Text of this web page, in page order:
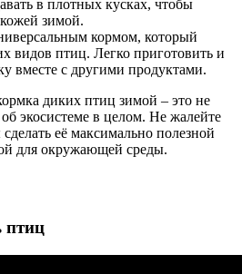
в плотных кусках, чтобы
зимой.
кормом, который
видов птиц. Легко приготовить и
вместе с другими продуктами.
диких птиц зимой – это не
экосистеме в целом. Не жалейте
её максимально полезной
для окружающей среды.
птиц